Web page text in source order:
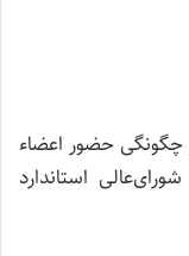
و چگونگی حضور اعضاء
استاندارد